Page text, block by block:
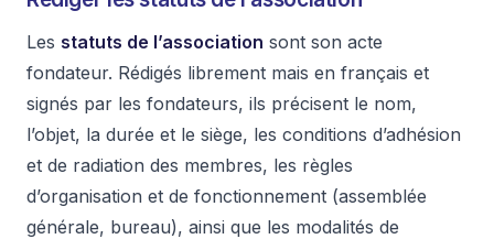
Les statuts de l’association sont son acte
fondateur. Rédigés librement mais en français et
signés par les fondateurs, ils précisent le nom,
l’objet, la durée et le siège, les conditions d’adhésion
et de radiation des membres, les règles
d’organisation et de fonctionnement (assemblée
générale, bureau), ainsi que les modalités de